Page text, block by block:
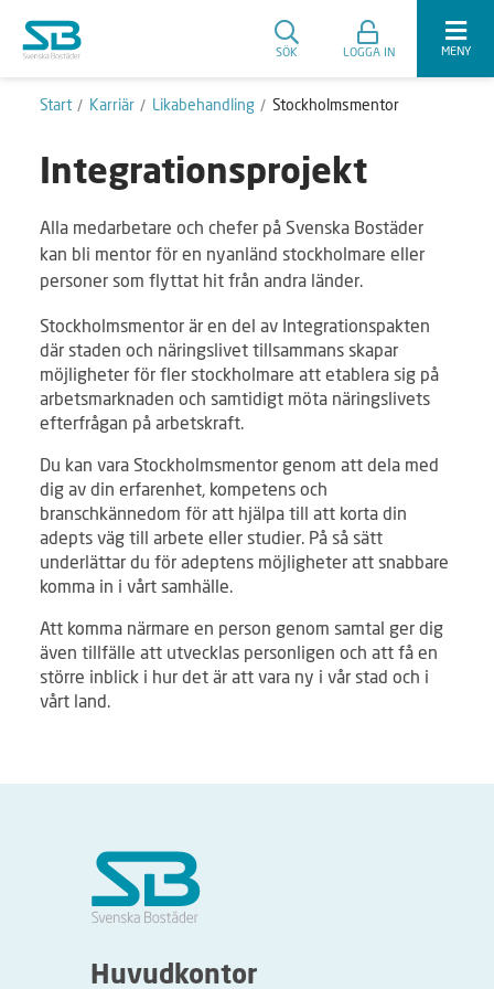
SÖK LOGGA IN MENY
Start Karriär Likabehandling Stockholmsmentor
Integrationsprojekt
Alla medarbetare och chefer på Svenska Bostäder
kan bli mentor för en nyanländ stockholmare eller
personer som flyttat hit från andra länder.
Stockholmsmentor är en del av Integrationspakten
där staden och näringslivet tillsammans skapar
möjligheter för fler stockholmare att etablera sig på
arbetsmarknaden och samtidigt möta näringslivets
efterfrågan på arbetskraft.
Du kan vara Stockholmsmentor genom att dela med
dig av din erfarenhet, kompetens och
branschkännedom för att hjälpa till att korta din
adepts väg till arbete eller studier. På så sätt
underlättar du för adeptens möjligheter att snabbare
komma in i vårt samhälle.
Att komma närmare en person genom samtal ger dig
även tillfälle att utvecklas personligen och att få en
större inblick i hur det är att vara ny i vår stad och i
vårt land.
Huvudkontor